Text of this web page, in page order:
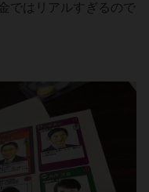
ではリアルすぎるので